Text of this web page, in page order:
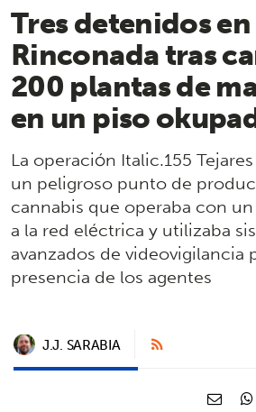
Tres detenidos
Rinconada tras
200 plantas de
en un piso
La operación Italic.155
un peligroso punto de
cannabis que operaba con
a la red eléctrica y utilizaba
avanzados de videovigilancia
presencia de los agentes
J.J. SARABIA